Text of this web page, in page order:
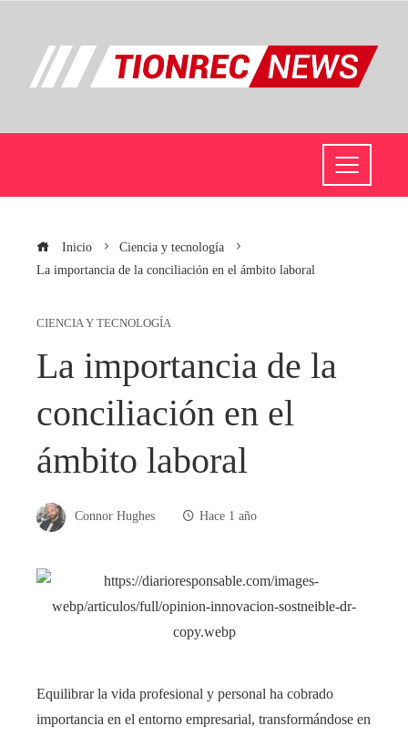
Inicio
Ciencia y tecnología
La importancia de la conciliación en el ámbito laboral
CIENCIA Y TECNOLOGÍA
La importancia de la
conciliación en el
ámbito laboral
Connor Hughes Hace 1 año
Equilibrar la vida profesional y personal ha cobrado
importancia en el entorno empresarial, transformándose en